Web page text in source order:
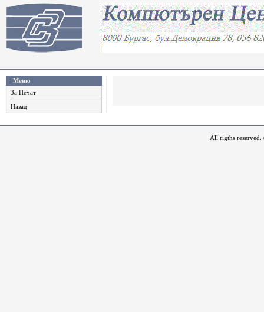
Меню
За Печат
Назад
All rigths reserved.